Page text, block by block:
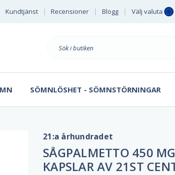
Kundtjänst Recensioner Blogg Välj valuta
Svenska
kronan
Sök
SÖMNLÖSHET - SÖMNSTÖRNINGAR
SÅGPALMETTO 450
KAPSLAR AV 21ST
21:a århundradet